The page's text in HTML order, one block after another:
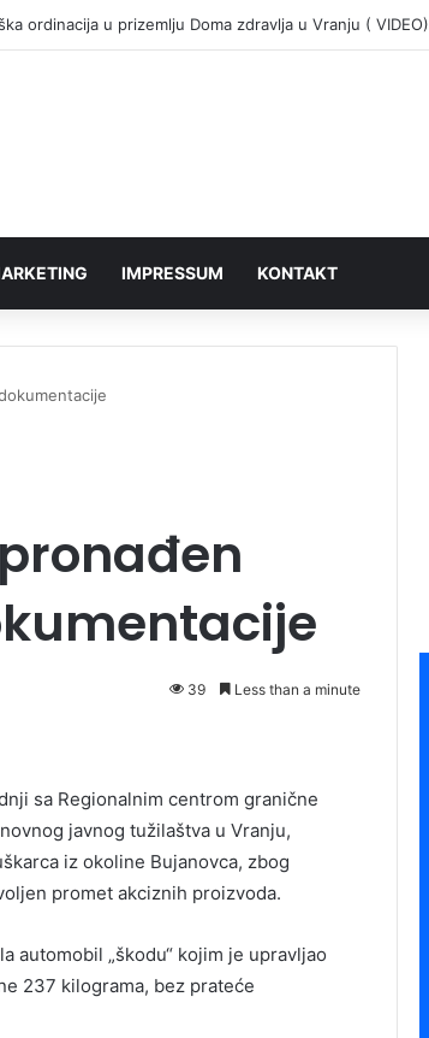
ordinacija u prizemlju Doma zdravlja u Vranju ( VIDEO)
IMPRESSUM KONTAKT
39 Less than a minute
sa Regionalnim centrom granične
javnog tužilaštva u Vranju,
iz okoline Bujanovca, zbog
promet akciznih proizvoda.
automobil „škodu“ kojim je upravljao
237 kilograma, bez prateće